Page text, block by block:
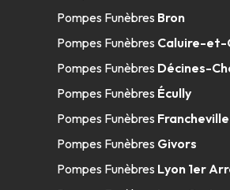
8 Rue Du Repos-69150
Consulter l'agence
A votre
Centre Funéraire
Pompes Funèbres Bron
Pompes Funèbres Caluire-et-
Pompes Funèbres Décines-
Pompes Funèbres Écully
Pompes Funèbres Francheville
Pompes Funèbres Givors
Pompes Funèbres Lyon 1er